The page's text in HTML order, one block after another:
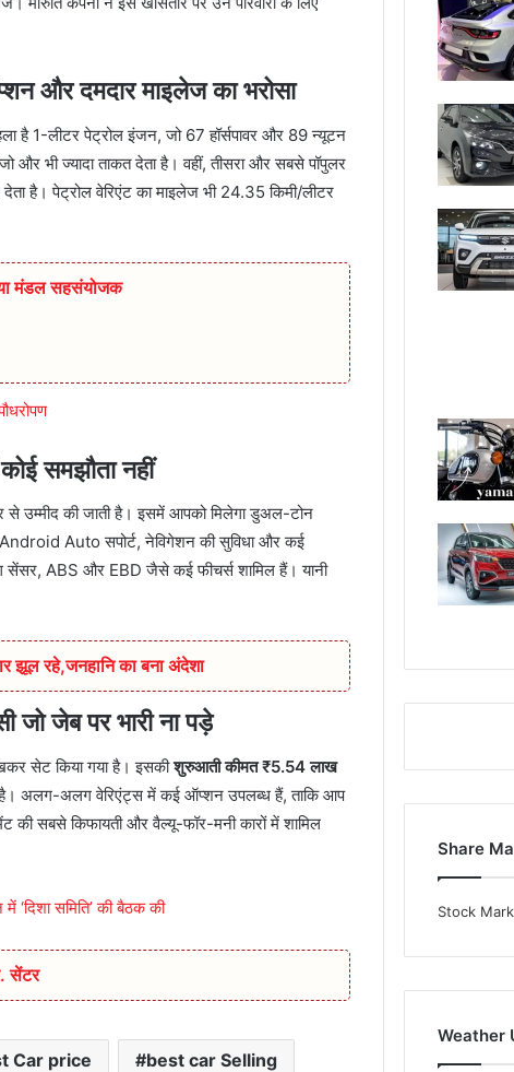
दमदार माइलेज का भरोसा
1-लीटर पेट्रोल इंजन, जो 67 हॉर्सपावर और 89 न्यूटन
भी ज्यादा ताकत देता है। वहीं, तीसरा और सबसे पॉपुलर
है। पेट्रोल वेरिएंट का माइलेज भी 24.35 किमी/लीटर
मंडल सहसंयोजक
समझौता नहीं
से उम्मीद की जाती है। इसमें आपको मिलेगा डुअल-टोन
Auto सपोर्ट, नेविगेशन की सुविधा और कई
सेंसर, ABS और EBD जैसे कई फीचर्स शामिल हैं। यानी
झूल रहे,जनहानि का बना अंदेशा
जेब पर भारी ना पड़े
सेट किया गया है। इसकीशुरुआती कीमत ₹5.54 लाख
अलग-अलग वेरिएंट्स में कई ऑप्शन उपलब्ध हैं, ताकि आप
सबसे किफायती और वैल्यू-फॉर-मनी कारों में शामिल
‘दिशा समिति’ की बैठक की
सेंटर
Car price best car Selling
Share
Stock
Weather